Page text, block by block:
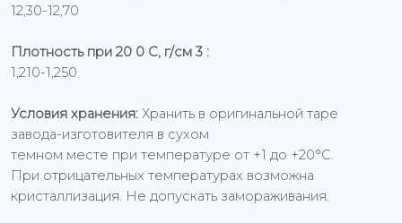
12,30-12,70
Плотность при 20 0 С, г/см 3 :
1,210-1,250
Условия хранения: Хранить в оригинальной таре
завода-изготовителя в сухом
темном месте при температуре от +1 до +20°С.
При отрицательных температурах возможна
кристаллизация. Не допускать замораживания.